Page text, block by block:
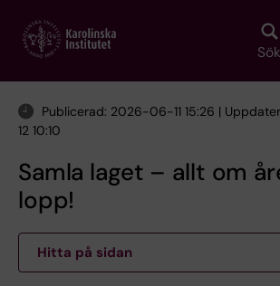
main
Sök
Publicerad: 2026-06-11 15:26 |
12 10:10
Samla laget – allt om
lopp!
Hitta på sidan